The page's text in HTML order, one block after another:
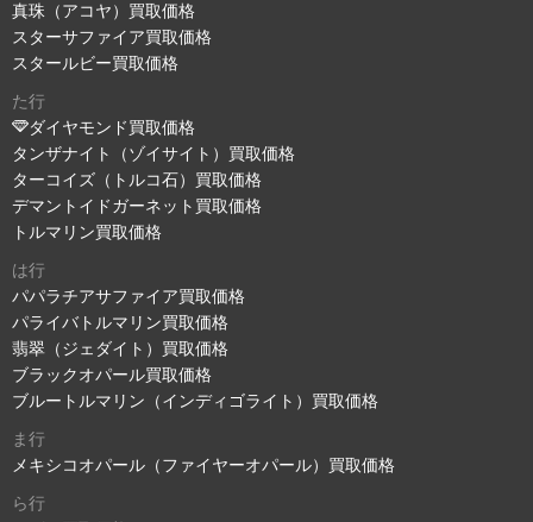
真珠（アコヤ）買取価格
スターサファイア買取価格
スタールビー買取価格
た行
ダイヤモンド買取価格
タンザナイト（ゾイサイト）買取価格
ターコイズ（トルコ石）買取価格
デマントイドガーネット買取価格
トルマリン買取価格
は行
パパラチアサファイア買取価格
パライバトルマリン買取価格
翡翠（ジェダイト）買取価格
ブラックオパール買取価格
ブルートルマリン（インディゴライト）買取価格
ま行
メキシコオパール（ファイヤーオパール）買取価格
ら行